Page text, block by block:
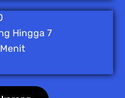
Hingga 7